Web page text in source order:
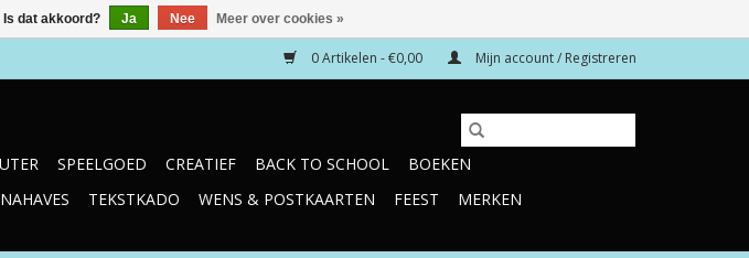
0 Artikelen - €0,00 Mijn account / Registreren
SPEELGOED CREATIEF BACK TO SCHOOL
BOEKEN
TEKSTKADO WENS & POSTKAARTEN FEEST MERKEN
dat akkoord? Ja Nee Meer over cookies »